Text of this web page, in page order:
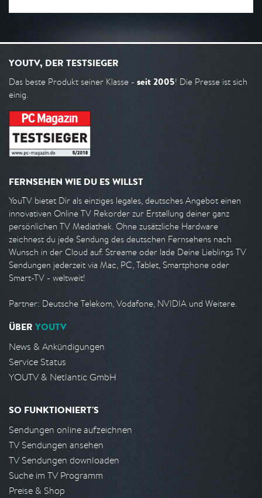
YOUTV, DER TESTSIEGER
Das beste Produkt seiner Klasse - seit 2005! Die Presse ist sich
einig.
FERNSEHEN WIE DU ES WILLST
YouTV bietet Dir als einziges legales, deutsches Angebot einen
innovativen Online TV Rekorder zur Erstellung deiner ganz
persönlichen TV Mediathek. Ohne zusätzliche Hardware
zeichnest du jede Sendung des deutschen Fernsehens nach
Wunsch in der Cloud auf. Streame oder lade Deine Lieblings TV
Sendungen jederzeit via Mac, PC, Tablet, Smartphone oder
Smart-TV - weltweit!
Partner: Deutsche Telekom, Vodafone, NVIDIA und Weitere.
ÜBER YOUTV
News & Ankündigungen
Service Status
YOUTV & Netlantic GmbH
SO FUNKTIONIERT'S
Sendungen online aufzeichnen
TV Sendungen ansehen
TV Sendungen downloaden
Suche im TV Programm
Preise & Shop